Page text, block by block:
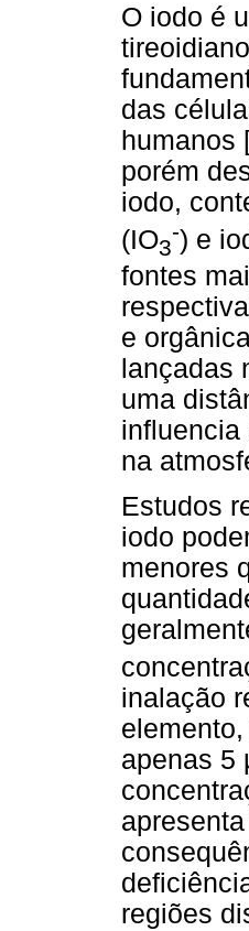
O iodo é
das
humanos
porém
iodo,
(IO3
-) e
fontes
e
lançadas
uma
influencia
na
Estudos
iodo
menores
inalação
apenas 5
regiões